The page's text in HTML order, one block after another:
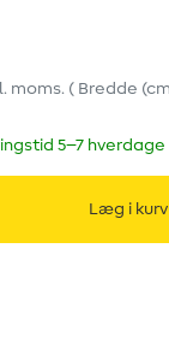
moms. ( Bredde
5–7 hverdage
Læg i kurv